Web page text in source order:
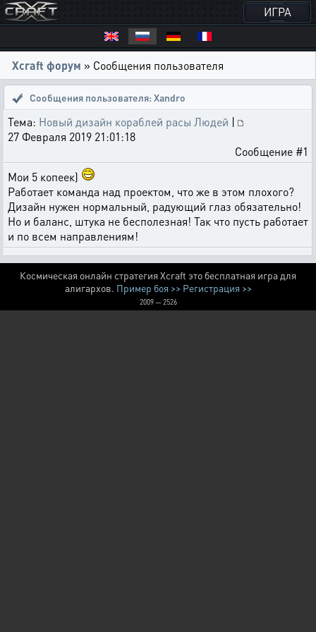
ИГРА
Xcraft форум » Сообщения пользователя
Сообщения пользователя: Xandro
Тема: Новый дизайн кораблей расы Людей |
27 Февраля 2019 21:01:18
Сообщение #1
Мои 5 копеек)
Работает команда над проектом, что же в этом плохого?
Дизайн нужен нормальный, радующий глаз обязательно!
Но и баланс, штука не бесполезная! Так что пусть работает
и по всем направлениям!
Космическая онлайн стратегия Xcraft это бесплатная игра для
алигархов. Пример боя >> Регистрация >>
2009 — 2526